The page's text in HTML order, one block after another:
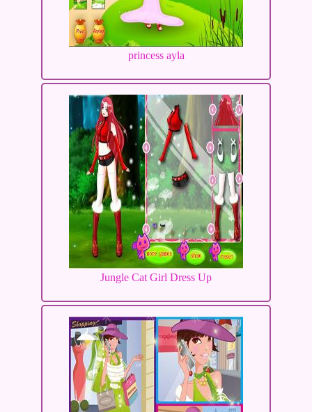
princess ayla
Jungle Cat Girl Dress Up